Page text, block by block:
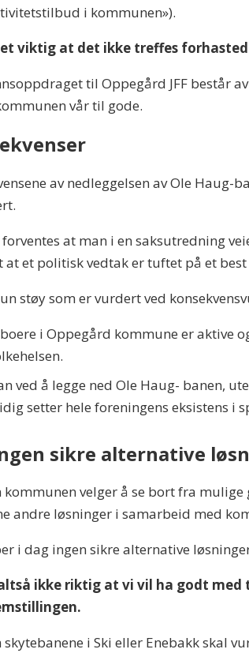
i kommunen»).
viktig at det ikke treffes
til Oppegård JFF består
vår til gode.
av nedleggelsen av Ole
at man i en saksutredning
at et politisk vedtak er tuftet på et
støy som er vurdert ved
i Oppegård kommune er aktive
ved å legge ned Ole Haug- banen,
setter hele foreningens eksistens i
sikre alternative
kommunen velger å se bort fra
andre løsninger i samarbeid med
i dag ingen sikre alternative
ikke riktig at vi vil ha godt
skytebanene i Ski eller Enebakk skal